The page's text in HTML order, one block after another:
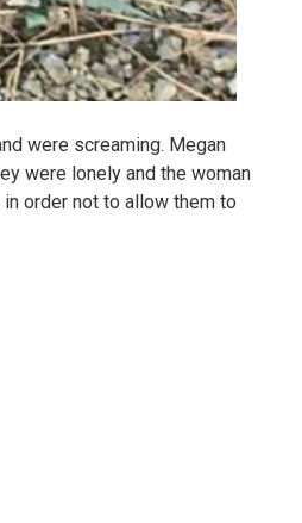
were screaming. Megan
were lonely and the woman
order not to allow them to